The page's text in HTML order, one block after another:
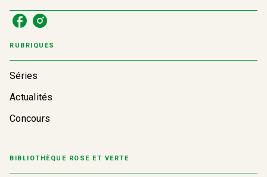
RUBRIQUES
Séries
Actualités
Concours
BIBLIOTHÈQUE ROSE ET VERTE